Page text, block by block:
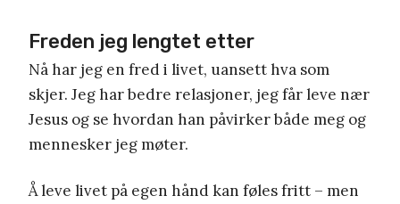
Freden jeg lengtet etter
Nå har jeg en fred i livet, uansett hva som
skjer. Jeg har bedre relasjoner, jeg får leve nær
Jesus og se hvordan han påvirker både meg og
mennesker jeg møter.
Å leve livet på egen hånd kan føles fritt – men